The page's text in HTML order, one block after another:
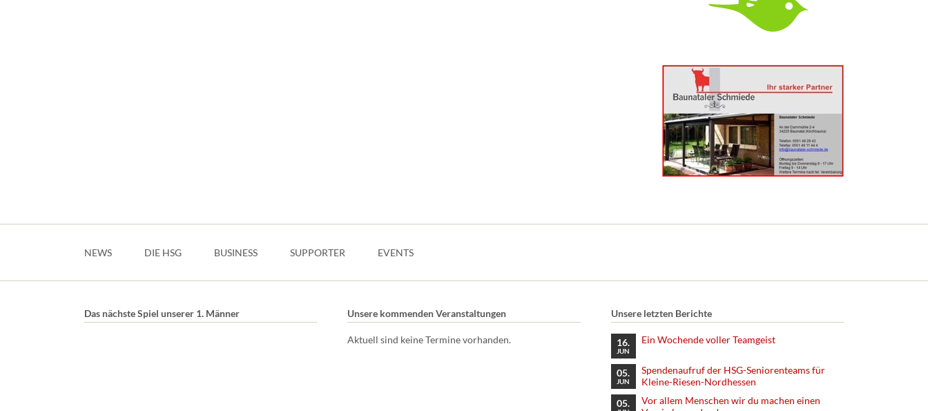
NEWS DIE HSG BUSINESS SUPPORTER EVENTS
Das nächste Spiel unserer 1. Männer Unsere kommenden Veranstaltungen
Aktuell sind keine Termine vorhanden.
Unsere letzten Berichte
16.
JUN
Ein Wochende voller Teamgeist
05.
JUN
Spendenaufruf der HSG-Seniorenteams für
Kleine-Riesen-Nordhessen
05.
Vor allem Menschen wir du machen einen